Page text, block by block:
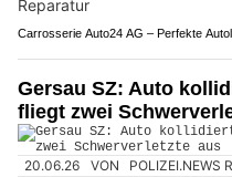
Carrosserie Auto24 AG – Perfekte
Gersau SZ: Auto
fliegt zwei
20.06.26 VON POLIZEI.NEWS